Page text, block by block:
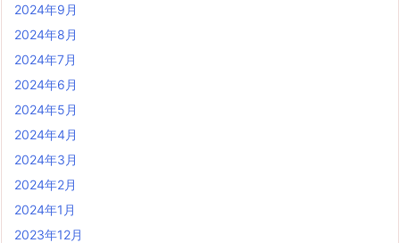
2024年9月
2024年8月
2024年7月
2024年6月
2024年5月
2024年4月
2024年3月
2024年2月
2024年1月
2023年12月